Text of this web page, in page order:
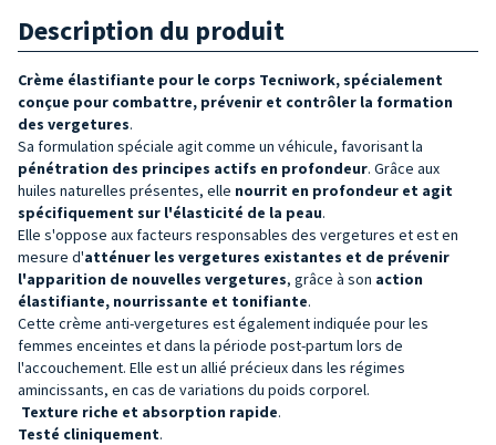
Description du produit
Crème élastifiante pour le corps Tecniwork, spécialement
conçue pour combattre, prévenir et contrôler la formation
des vergetures.
Sa formulation spéciale agit comme un véhicule, favorisant la
pénétration des principes actifs en profondeur. Grâce aux
huiles naturelles présentes, elle nourrit en profondeur et agit
spécifiquement sur l'élasticité de la peau.
Elle s'oppose aux facteurs responsables des vergetures et est en
mesure d'atténuer les vergetures existantes et de prévenir
l'apparition de nouvelles vergetures, grâce à son action
élastifiante, nourrissante et tonifiante.
Cette crème anti-vergetures est également indiquée pour les
femmes enceintes et dans la période post-partum lors de
l'accouchement. Elle est un allié précieux dans les régimes
amincissants, en cas de variations du poids corporel.
Texture riche et absorption rapide.
Testé cliniquement.